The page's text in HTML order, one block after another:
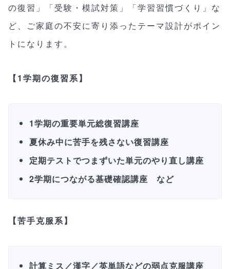
の復習」「受験・模試対策」「学習習慣づくり」な
ど、ご家庭の不安に寄り添ったテーマ設計がポイン
トになります。
【1学期の復習系】
1学期の重要単元総復習講座
夏休み中に苦手を残さない復習講座
定期テストでつまずいた単元のやり直し講座
2学期につながる基礎確認講座 など
【苦手克服系】
計算ミス／漢字／英単語などの弱点克服講座